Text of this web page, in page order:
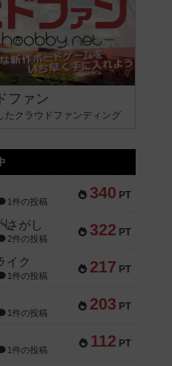
ファン
たクラウドファンディング
340 PT
1件の投稿
322 PT
さがし
2件の投稿
217 PT
イク
1件の投稿
203 PT
1件の投稿
112 PT
1件の投稿